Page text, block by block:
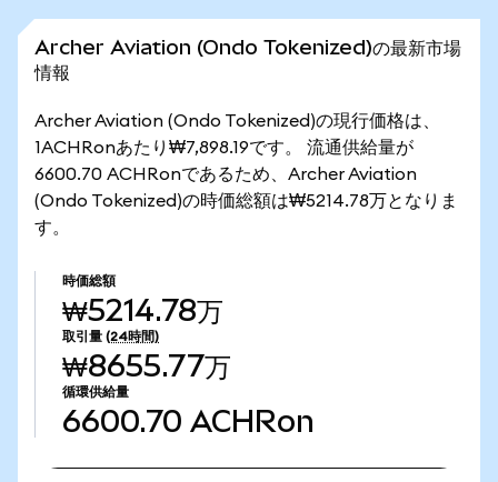
Archer Aviation (Ondo Tokenized)の最新市場
情報
Archer Aviation (Ondo Tokenized)の現行価格は、
1ACHRonあたり₩7,898.19です。 流通供給量が
6600.70 ACHRonであるため、Archer Aviation
(Ondo Tokenized)の時価総額は₩5214.78万となりま
す。
時価総額
₩5214.78万
取引量 (24時間)
₩8655.77万
循環供給量
6600.70 ACHRon